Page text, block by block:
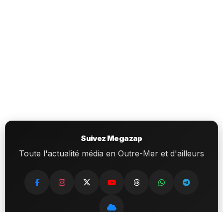
Suivez Megazap
Toute l'actualité média en Outre-Mer et d'ailleurs